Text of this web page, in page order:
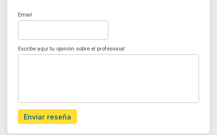
Email
Escribe aquí tu opinión sobre el profesional:
Enviar reseña